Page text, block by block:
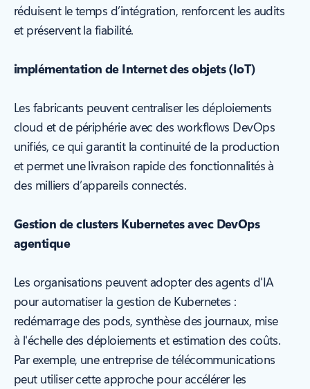
réduisent le temps d’intégration, renforcent les audits
et préservent la fiabilité.
implémentation de Internet des objets (IoT)
Les fabricants peuvent centraliser les déploiements
cloud et de périphérie avec des workflows DevOps
unifiés, ce qui garantit la continuité de la production
et permet une livraison rapide des fonctionnalités à
des milliers d’appareils connectés.
Gestion de clusters Kubernetes avec DevOps
agentique
Les organisations peuvent adopter des agents d'IA
pour automatiser la gestion de Kubernetes :
redémarrage des pods, synthèse des journaux, mise
à l'échelle des déploiements et estimation des coûts.
Par exemple, une entreprise de télécommunications
peut utiliser cette approche pour accélérer les